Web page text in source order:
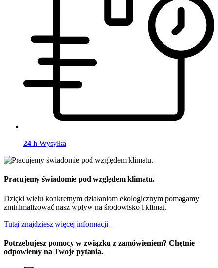
24 h Wysyłka
Pracujemy świadomie pod względem klimatu.
Dzięki wielu konkretnym działaniom ekologicznym pomagamy
zminimalizować nasz wpływ na środowisko i klimat.
Tutaj znajdziesz więcej informacji.
Potrzebujesz pomocy w związku z zamówieniem? Chętnie
odpowiemy na Twoje pytania.